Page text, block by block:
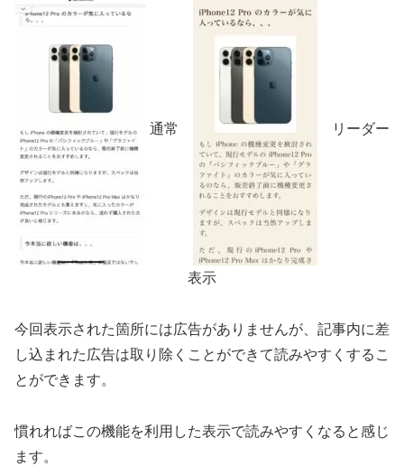
通常 リーダー
表示
今回表示された箇所には広告がありませんが、記事内に差
し込まれた広告は取り除くことができて読みやすくするこ
とができます。
慣れればこの機能を利用した表示で読みやすくなると感じ
ます。